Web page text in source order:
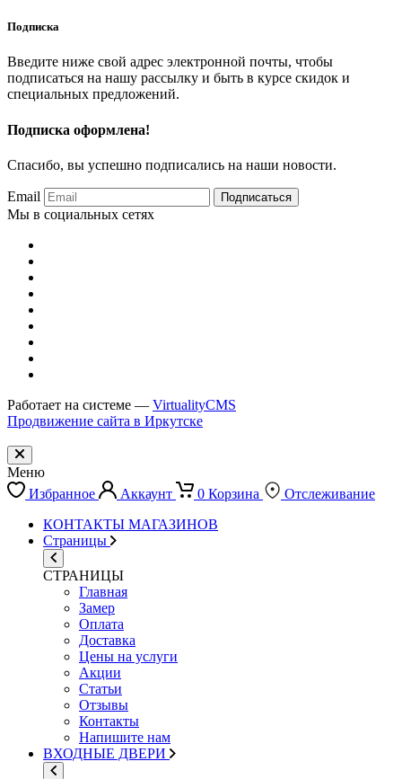
Подписка
Введите ниже свой адрес электронной почты, чтобы
подписаться на нашу рассылку и быть в курсе скидок и
специальных предложений.
Подписка оформлена!
Спасибо, вы успешно подписались на наши новости.
Email Подписаться
Мы в социальных сетях
Работает на системе — VirtualityCMS
Продвижение сайта в Иркутске
Меню
Избранное
Аккаунт 0 Корзина
Отслеживание
КОНТАКТЫ МАГАЗИНОВ
Страницы
СТРАНИЦЫ
Главная
Замер
Оплата
Доставка
Цены на услуги
Акции
Статьи
Отзывы
Контакты
Напишите нам
ВХОДНЫЕ ДВЕРИ